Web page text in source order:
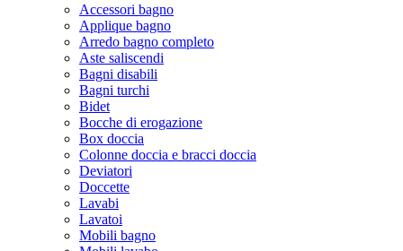
Accessori bagno
Applique bagno
Arredo bagno completo
Aste saliscendi
Bagni disabili
Bagni turchi
Bidet
Bocche di erogazione
Box doccia
Colonne doccia e bracci doccia
Deviatori
Doccette
Lavabi
Lavatoi
Mobili bagno